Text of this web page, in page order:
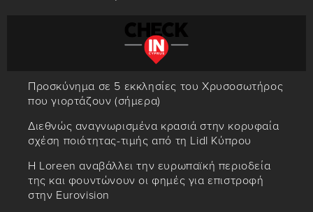
Προσκύνημα σε 5 εκκλησίες του Χρυσοσωτήρος
που γιορτάζουν (σήμερα)
Διεθνώς αναγνωρισμένα κρασιά στην κορυφαία
σχέση ποιότητας-τιμής από τη Lidl Κύπρου
Η Loreen αναβάλλει την ευρωπαϊκή περιοδεία
της και φουντώνουν οι φημές για επιστροφή
στην Eurovision